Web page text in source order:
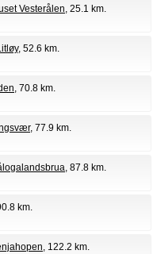
Vesterålen, 25.1 km.
, 52.6 km.
, 70.8 km.
, 77.9 km.
, 87.8 km.
km.
, 122.2 km.